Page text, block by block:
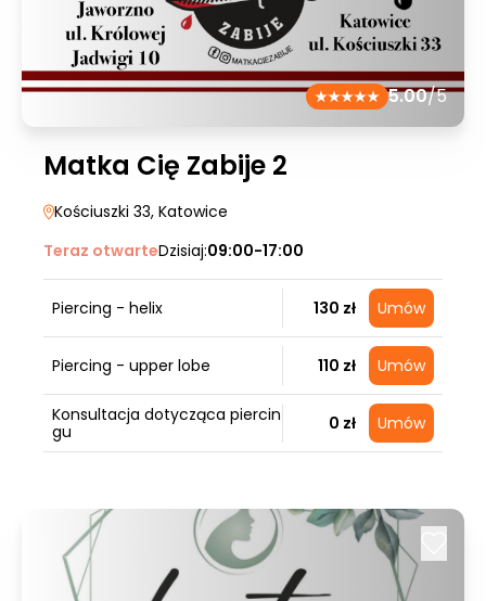
5.00/5
Matka Cię Zabije 2
Kościuszki 33, Katowice
Teraz otwarteDzisiaj:09:00-17:00
Piercing - helix 130 zł Umów
Piercing - upper lobe 110 zł Umów
Konsultacja dotycząca piercin
gu
0 zł Umów